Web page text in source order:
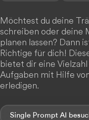
Möchtest du deine
schreiben oder deine
planen lassen? Dann
Richtige für dich!
bietet dir eine
Aufgaben mit Hilfe
erledigen.
Single Prompt AI